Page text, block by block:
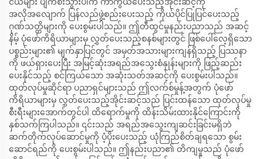
အလိုအလျောက် ပြန်လည်ဖွဲ့စည်းပေးသည့် ကိုယ်ပိုင်ပြုပြင်ပေးသည့်
ဂုဏ်သတ္တိများကို ပေးစွမ်းပါသည်။ ဤတီထွင်မှုနည်းပညာသည် အဆင့်
နိမ့် ပုံဖော်ကိရိယာများမှ လွှတ်ပေးသည့်စနစ်များတွင် ဖြစ်ပေါ်လေ့ရှိသော
ပစ္စည်းများ၏ မျက်နှာပြင်တွင် အမှတ်အသားများကျန်ရှိသည့် ပြဿနာ
ကို ဖယ်ရှားပေးပြီး အမြင့်ဆုံးအရည်အသွေးစံနှုန်းများကို ဖြည့်ဆည်း
ပေးနိုင်သည့် စင်ကြယ်သော အဆုံးသတ်အဆင့်ကို ပေးစွမ်းပါသည်။
ထုတ်လုပ်မှုဆိုင်ရာ ပညာရှင်များသည် ဤလက်စ်မှုန့်အတွက် ပုံဖော်
ကိရိယာများမှ လွှတ်ပေးသည့်အိုင်းဆင့်သည် ပြင်းထန်သော ထုတ်လုပ်မှု
စီးရီးများအောက်တွင်ပါ ထိရောက်မှုကို ထိန်းသိမ်းထားနိုင်ကြောင်းကို
နှစ်သက်ကြပါသည်။ ၎င်းသည် အရည်အသွေးကျဆင်းခြင်းမရှိဘဲ
ဆက်တိုက်လုပ်ဆောင်မှုကို ပံ့ပိုးပေးသည့် ယုံကြည်စိတ်ချရသော စွမ်း
ဆောင်ရည်ကို ပေးစွမ်းပါသည်။ ဤနည်းပညာ၏ တိကျမှုသည် ပုံဖော်